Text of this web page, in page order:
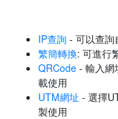
IP查詢 - 可以查詢
繁簡轉換: 可進行
QRCode - 輸入網
載使用
UTM網址 - 選擇
製使用